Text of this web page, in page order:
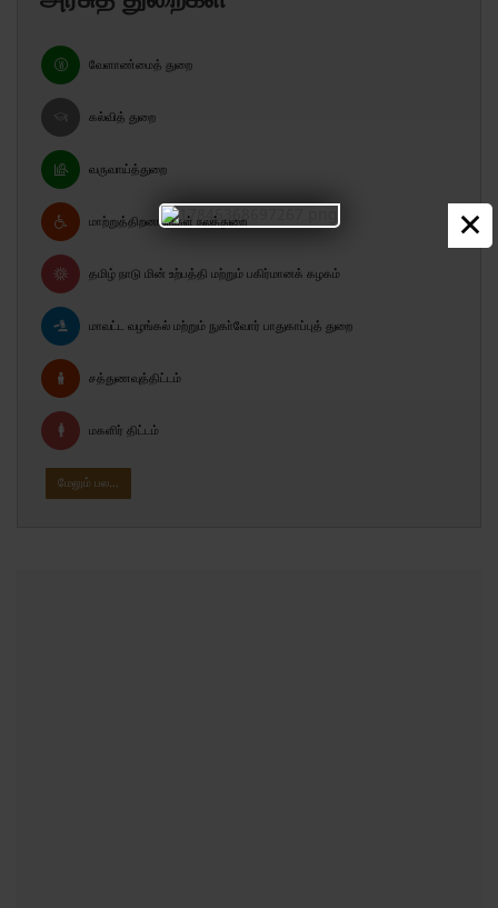
×
வேளாண்மைத் துறை
கல்வித் துறை
வருவாய்த்துறை
மாற்றுத்திறனாளிகள் நலத்துறை
தமிழ் நாடு மின் உற்பத்தி மற்றும் பகிர்மானக் கழகம்
மாவட்ட வழங்கல் மற்றும் நுகா்வோர் பாதுகாப்புத் துறை
சத்துணவுத்திட்டம்
மகளிர் திட்டம்
மேலும் பல…